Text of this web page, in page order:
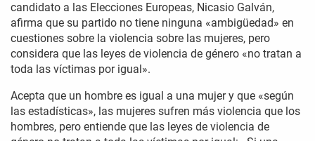
candidato a las Elecciones Europeas, Nicasio Galván,
afirma que su partido no tiene ninguna «ambigüedad» en
cuestiones sobre la violencia sobre las mujeres, pero
considera que las leyes de violencia de género «no tratan a
toda las víctimas por igual».
Acepta que un hombre es igual a una mujer y que «según
las estadísticas», las mujeres sufren más violencia que los
hombres, pero entiende que las leyes de violencia de